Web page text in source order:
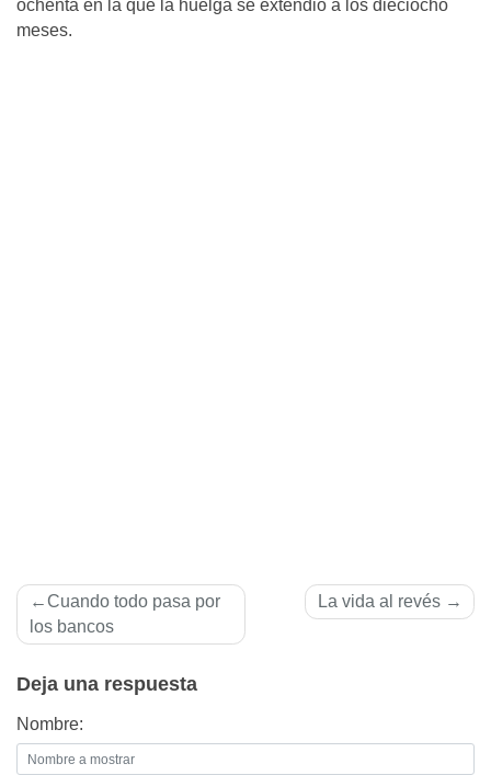
ochenta en la que la huelga se extendió a los dieciocho
meses.
Navegación
de
Cuando todo pasa por
los bancos
La vida al revés
Deja una respuesta
Nombre: